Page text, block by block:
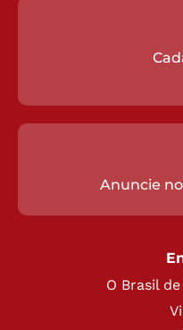
Anuncie
O Brasil